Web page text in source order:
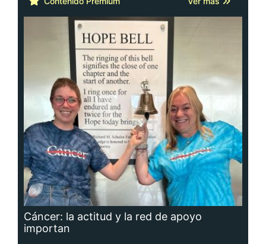
Cáncer: la actitud y la red de apoyo
importan